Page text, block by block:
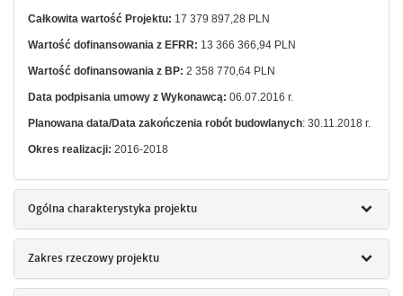
Całkowita wartość Projektu: 17 379 897,28 PLN
Wartość dofinansowania z EFRR: 13 366 366,94 PLN
Wartość dofinansowania z BP: 2 358 770,64 PLN
Data podpisania umowy z Wykonawcą: 06.07.2016 r.
Planowana data/Data zakończenia robót budowlanych: 30.11.2018 r.
Okres realizacji: 2016-2018
Ogólna charakterystyka projektu
Zakres rzeczowy projektu